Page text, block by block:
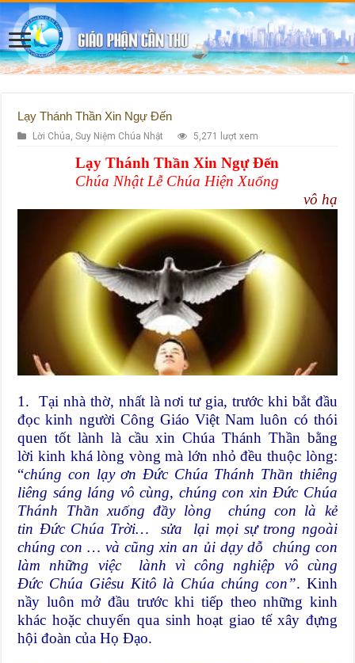
Lạy Thánh Thần Xin Ngự Đến
Lời Chúa ,Suy Niệm Chúa Nhật 5,271 lượt xem
Lạy Thánh Thần Xin Ngự Đến
Chúa Nhật Lễ Chúa Hiện Xuống
vô hạ
1. Tại nhà thờ, nhất là nơi tư gia, trước khi bắt đầu
đọc kinh người Công Giáo Việt Nam luôn có thói
quen tốt lành là cầu xin Chúa Thánh Thần bằng
lời kinh khá lòng vòng mà lớn nhỏ đều thuộc lòng:
“chúng con lạy ơn Đức Chúa Thánh Thần thiêng
liêng sáng láng vô cùng, chúng con xin Đức Chúa
Thánh Thần xuống đầy lòng chúng con là kẻ
tin Đức Chúa Trời… sửa lại mọi sự trong ngoài
chúng con … và cũng xin an ủi dạy dỗ chúng con
làm những việc lành vì công nghiệp vô cùng
Đức Chúa Giêsu Kitô là Chúa chúng con”. Kinh
nầy luôn mở đầu trước khi tiếp theo những kinh
khác hoặc chuyển qua sinh hoạt giao tế xây đựng
hội đoàn của Họ Đạo.